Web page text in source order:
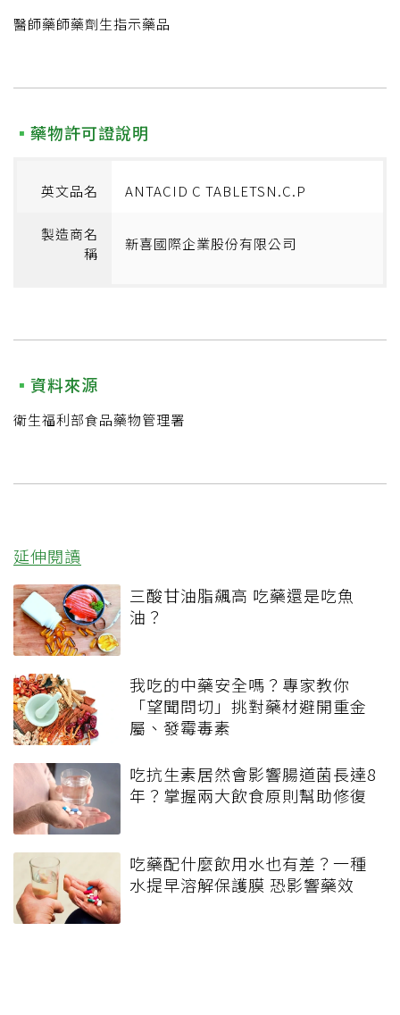
醫師藥師藥劑生指示藥品
藥物許可證說明
英文品名 ANTACID C TABLETSN.C.P
製造商名
稱
新喜國際企業股份有限公司
資料來源
衛生福利部食品藥物管理署
延伸閱讀
三酸甘油脂飆高 吃藥還是吃魚
油？
我吃的中藥安全嗎？專家教你
「望聞問切」挑對藥材避開重金
屬、發霉毒素
吃抗生素居然會影響腸道菌長達8
年？掌握兩大飲食原則幫助修復
吃藥配什麼飲用水也有差？一種
水提早溶解保護膜 恐影響藥效